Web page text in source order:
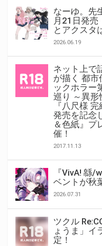
なーゆ。先
月21日発売
とアクスタ
2026.06.19
ネット上で
が描く 都市
ックホラー
巡り ～異形
『八尺様
発売を記念
＆色紙』プ
催！
2017.11.13
『VivA! 緜
ベントが秋
2026.07.31
ツクル
ょうま」イ
定！